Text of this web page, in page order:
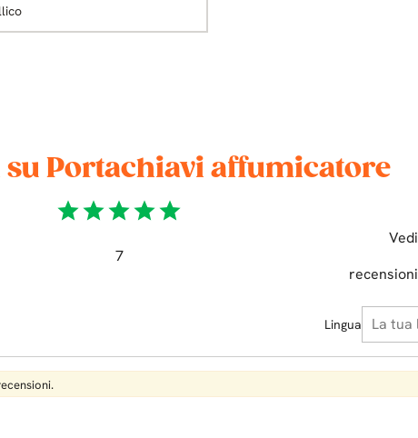
su Portachiavi affumicatore
starstarstarstarstar
Vedi
7
recensioni
Lingua